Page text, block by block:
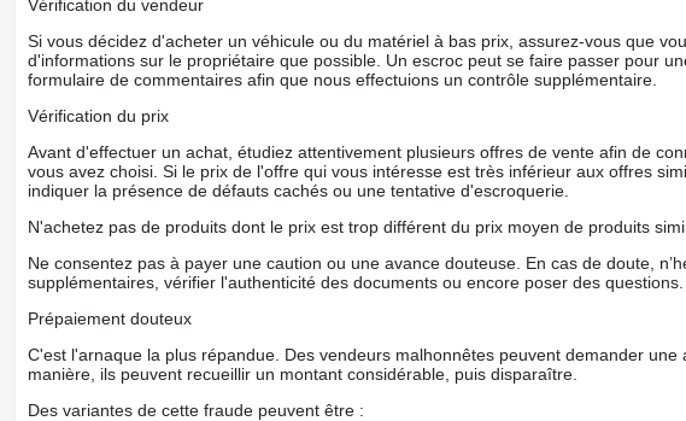
Vérification du vendeur
Si vous décidez d'acheter un véhicule ou du matériel à bas prix, assurez-vous que
d'informations sur le propriétaire que possible. Un escroc peut se faire passer pour
formulaire de commentaires afin que nous effectuions un contrôle supplémentaire.
Vérification du prix
Avant d'effectuer un achat, étudiez attentivement plusieurs offres de vente afin de
vous avez choisi. Si le prix de l'offre qui vous intéresse est très inférieur aux offres
indiquer la présence de défauts cachés ou une tentative d'escroquerie.
N'achetez pas de produits dont le prix est trop différent du prix moyen de produits
Ne consentez pas à payer une caution ou une avance douteuse. En cas de doute,
supplémentaires, vérifier l'authenticité des documents ou encore poser des questions.
Prépaiement douteux
C'est l'arnaque la plus répandue. Des vendeurs malhonnêtes peuvent demander
manière, ils peuvent recueillir un montant considérable, puis disparaître.
Des variantes de cette fraude peuvent être :